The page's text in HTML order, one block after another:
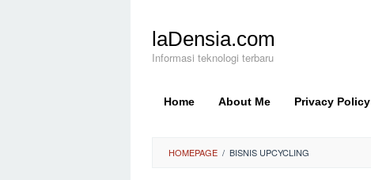
kontenlaDensia.com
Informasi teknologi terbaru
Home About Me Privacy Policy
HOMEPAGE / BISNIS UPCYCLING